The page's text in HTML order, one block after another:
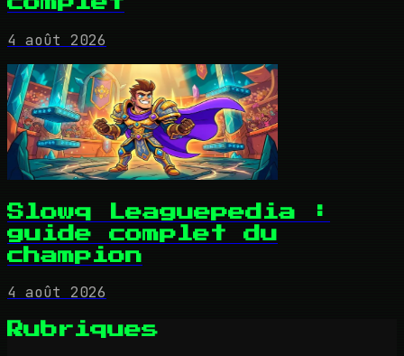
4 août 2026
Slowq Leaguepedia :
guide complet du
champion
4 août 2026
Rubriques